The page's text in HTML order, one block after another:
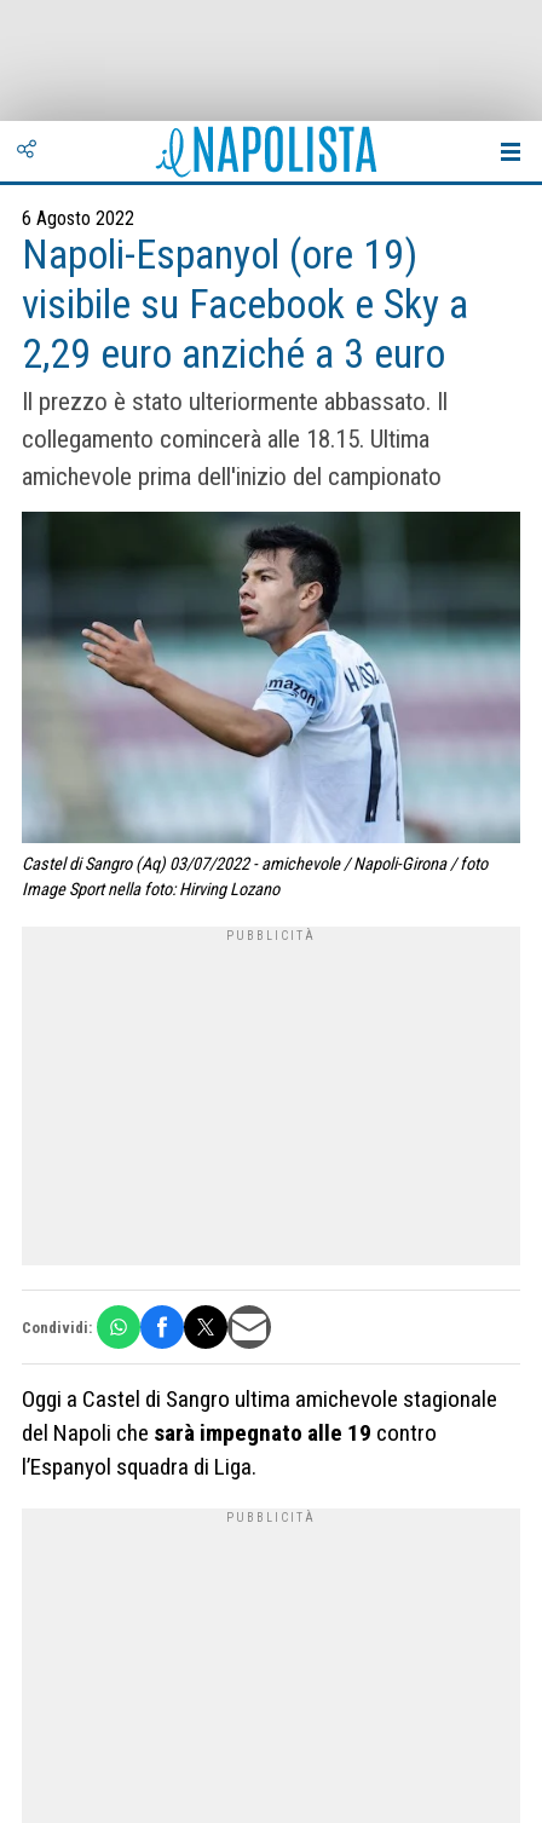
6 Agosto 2022
Napoli-Espanyol (ore 19)
visibile su Facebook e Sky a
2,29 euro anziché a 3 euro
Il prezzo è stato ulteriormente abbassato. Il
collegamento comincerà alle 18.15. Ultima
amichevole prima dell'inizio del campionato
Castel di Sangro (Aq) 03/07/2022 - amichevole / Napoli-Girona / foto
Image Sport nella foto: Hirving Lozano
Condividi:
Oggi a Castel di Sangro ultima amichevole stagionale
del Napoli che sarà impegnato alle 19 contro
l’Espanyol squadra di Liga.